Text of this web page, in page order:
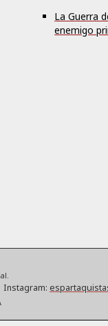
La Guerra
enemigo
Instagram: